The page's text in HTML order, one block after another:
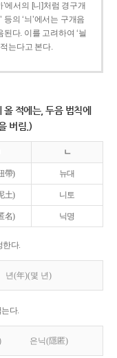
’에서의 [니]처럼 경구개
의 ‘늬’에서는 구개음
다. 이를 고려하여 ‘늴
는다고 본다.
올 적에는, 두음 법칙에
버림.)
ㄴ
帶) 뉴대
土) 니토
名) 닉명
한다.
년(年)(몇 년)
다.
은닉(隱匿)